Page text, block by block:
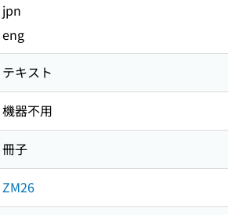
jpn
eng
テキスト
機器不用
冊子
ZM26